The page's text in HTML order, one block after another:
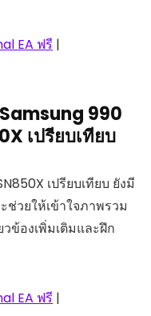
EA ฟรี |
990
เปรียบเทียบ
เปรียบเทียบ ยังมี
วยให้เข้าใจภาพรวม
ข้องเพิ่มเติมและฝึก
EA ฟรี |